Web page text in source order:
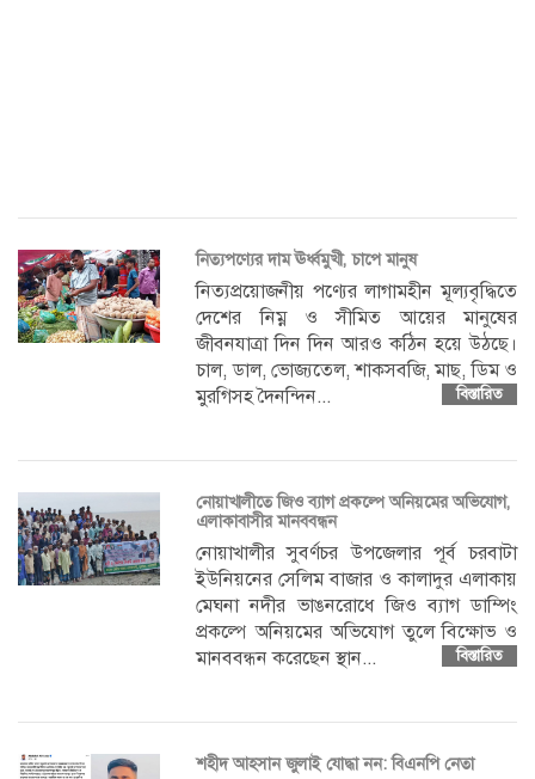
নিত্যপণ্যের দাম ঊর্ধ্বমুখী, চাপে মানুষ
নিত্যপ্রয়োজনীয় পণ্যের লাগামহীন মূল্যবৃদ্ধিতে
দেশের নিম্ন ও সীমিত আয়ের মানুষের
জীবনযাত্রা দিন দিন আরও কঠিন হয়ে উঠছে।
চাল, ডাল, ভোজ্যতেল, শাকসবজি, মাছ, ডিম ও
মুরগিসহ দৈনন্দিন...
বিস্তারিত
নোয়াখালীতে জিও ব্যাগ প্রকল্পে অনিয়মের অভিযোগ,
এলাকাবাসীর মানববন্ধন
নোয়াখালীর সুবর্ণচর উপজেলার পূর্ব চরবাটা
ইউনিয়নের সেলিম বাজার ও কালাদুর এলাকায়
মেঘনা নদীর ভাঙনরোধে জিও ব্যাগ ডাম্পিং
প্রকল্পে অনিয়মের অভিযোগ তুলে বিক্ষোভ ও
মানববন্ধন করেছেন স্থান...
বিস্তারিত
শহীদ আহসান জুলাই যোদ্ধা নন: বিএনপি নেতা